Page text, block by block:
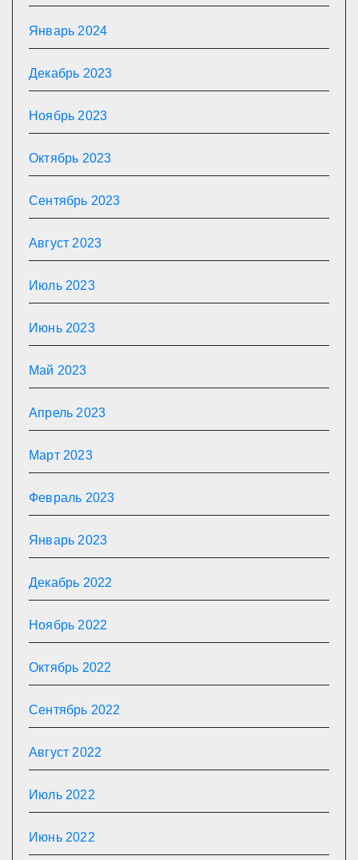
Январь 2024
Декабрь 2023
Ноябрь 2023
Октябрь 2023
Сентябрь 2023
Август 2023
Июль 2023
Июнь 2023
Май 2023
Апрель 2023
Март 2023
Февраль 2023
Январь 2023
Декабрь 2022
Ноябрь 2022
Октябрь 2022
Сентябрь 2022
Август 2022
Июль 2022
Июнь 2022